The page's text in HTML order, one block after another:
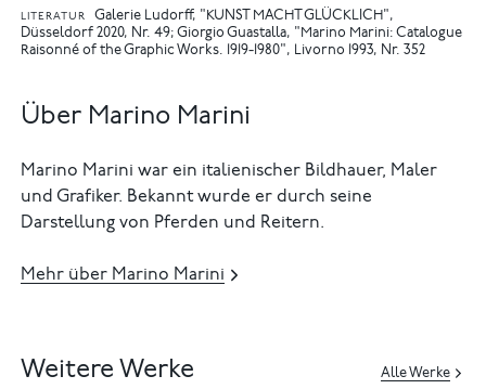
LITERATUR
Galerie Ludorff, "KUNST MACHT GLÜCKLICH",
Düsseldorf 2020, Nr. 49 Giorgio Guastalla, "Marino Marini: Catalogue
Raisonné of the Graphic Works. 1919-1980", Livorno 1993, Nr. 352
Über Marino Marini
Marino Marini war ein italienischer Bildhauer, Maler
und Grafiker. Bekannt wurde er durch seine
Darstellung von Pferden und Reitern.
Mehr über Marino Marini
Weitere Werke Alle Werke